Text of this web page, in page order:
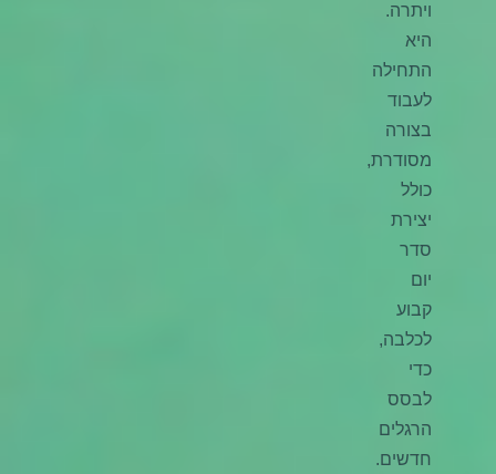
ויתרה.
היא
התחילה
לעבוד
בצורה
מסודרת,
כולל
יצירת
סדר
יום
קבוע
לכלבה,
כדי
לבסס
הרגלים
חדשים.